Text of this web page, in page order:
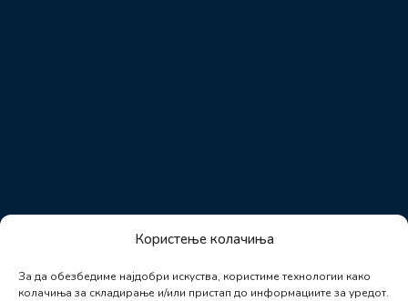
Користење колачиња
За да обезбедиме најдобри искуства, користиме технологии како
колачиња за складирање и/или пристап до информациите за уредот.